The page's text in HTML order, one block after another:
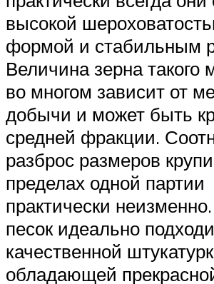
высокой
формой и стабильным
Величина зерна такого
во многом зависит от
добычи и может быть
средней фракции.
разброс размеров
пределах одной партии
практически
песок идеально
качественной
обладающей